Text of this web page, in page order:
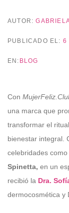
AUTOR:
PUBLICADO EL: 6
EN: BLOG
Con
una marca que
transformar el
bienestar integral.
celebridades como
Spinetta, en un
recibió la Dra.
dermocosmética y